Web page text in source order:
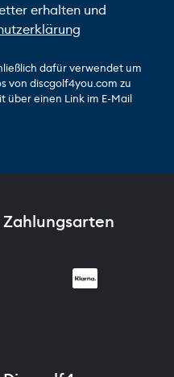
erhalten und
dafür verwendet um
von discgolf4you.com zu
über einen Link im E-Mail
Zahlungsarten